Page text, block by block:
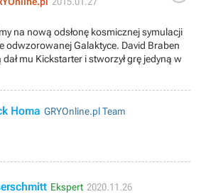
na nową odsłonę kosmicznej symulacji
odwzorowanej Galaktyce. David Braben
mu Kickstarter i stworzył grę jedyną w
Homa GRYOnline.pl Team
Ekspert 2020.11.26